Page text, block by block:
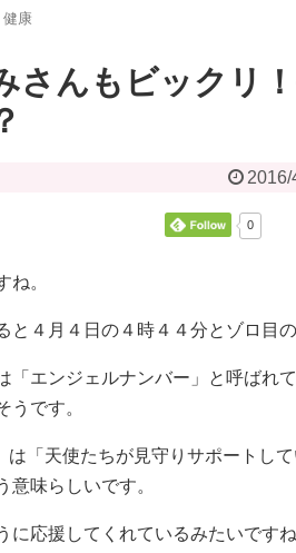
健康
さんもビックリ
2016/
0
ね。
と４月４日の４時４４分とゾロ目
「エンジェルナンバー」と呼ばれ
うです。
は「天使たちが見守りサポートし
意味らしいです。
に応援してくれているみたいですね